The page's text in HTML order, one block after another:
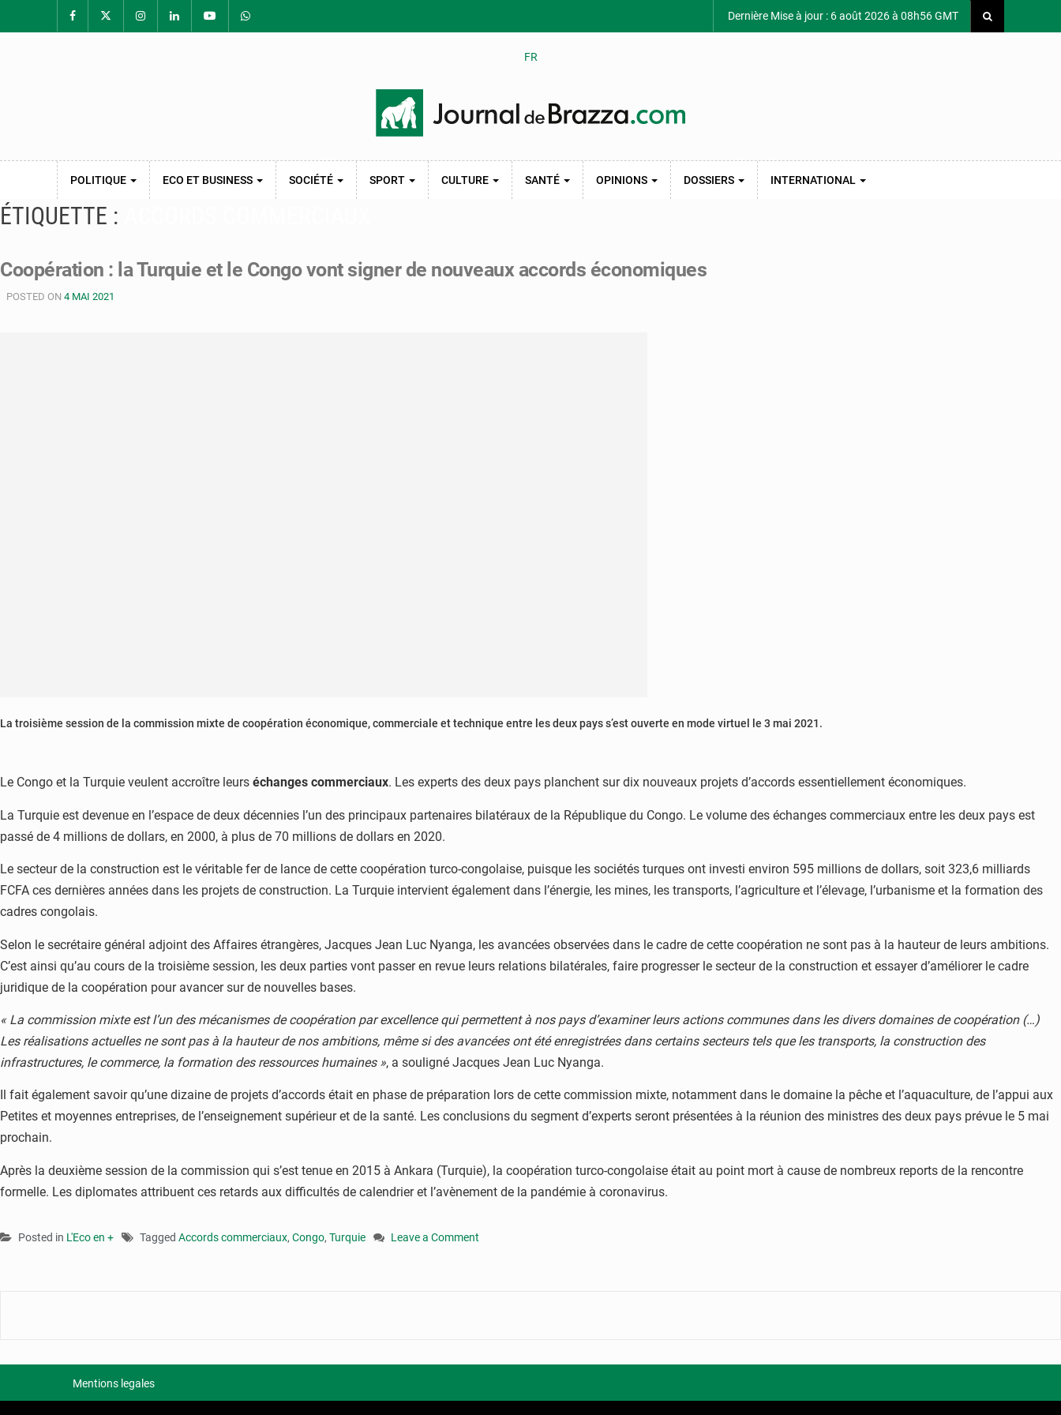
Dernière Mise à jour : 6 août 2026 à 08h56 GMT
FR
POLITIQUE ECO ET BUSINESS SOCIÉTÉ SPORT CULTURE SANTÉ OPINIONS DOSSIERS INTERNATIONAL
ÉTIQUETTE :
Coopération : la Turquie et le Congo vont signer de nouveaux accords économiques
POSTED ON 4 MAI 2021
La troisième session de la commission mixte de coopération économique, commerciale et technique entre les deux pays s’est ouverte en mode virtuel le 3 mai 2021.
Le Congo et la Turquie veulent accroître leurs échanges commerciaux. Les experts des deux pays planchent sur dix nouveaux projets d’accords essentiellement économiques.
La Turquie est devenue en l’espace de deux décennies l’un des principaux partenaires bilatéraux de la République du Congo. Le volume des échanges commerciaux entre les deux pays est
passé de 4 millions de dollars, en 2000, à plus de 70 millions de dollars en 2020.
Le secteur de la construction est le véritable fer de lance de cette coopération turco-congolaise, puisque les sociétés turques ont investi environ 595 millions de dollars, soit 323,6 milliards
FCFA ces dernières années dans les projets de construction. La Turquie intervient également dans l’énergie, les mines, les transports, l’agriculture et l’élevage, l’urbanisme et la formation des
cadres congolais.
Selon le secrétaire général adjoint des Affaires étrangères, Jacques Jean Luc Nyanga, les avancées observées dans le cadre de cette coopération ne sont pas à la hauteur de leurs ambitions.
C’est ainsi qu’au cours de la troisième session, les deux parties vont passer en revue leurs relations bilatérales, faire progresser le secteur de la construction et essayer d’améliorer le cadre
juridique de la coopération pour avancer sur de nouvelles bases.
« La commission mixte est l’un des mécanismes de coopération par excellence qui permettent à nos pays d’examiner leurs actions communes dans les divers domaines de coopération (…)
Les réalisations actuelles ne sont pas à la hauteur de nos ambitions, même si des avancées ont été enregistrées dans certains secteurs tels que les transports, la construction des
infrastructures, le commerce, la formation des ressources humaines », a souligné Jacques Jean Luc Nyanga.
Il fait également savoir qu’une dizaine de projets d’accords était en phase de préparation lors de cette commission mixte, notamment dans le domaine la pêche et l’aquaculture, de l’appui aux
Petites et moyennes entreprises, de l’enseignement supérieur et de la santé. Les conclusions du segment d’experts seront présentées à la réunion des ministres des deux pays prévue le 5 mai
prochain.
Après la deuxième session de la commission qui s’est tenue en 2015 à Ankara (Turquie), la coopération turco-congolaise était au point mort à cause de nombreux reports de la rencontre
formelle. Les diplomates attribuent ces retards aux difficultés de calendrier et l’avènement de la pandémie à coronavirus.
Posted in L'Eco en + Tagged Accords commerciaux, Congo, Turquie
Leave a Comment
signer
Mentions legales